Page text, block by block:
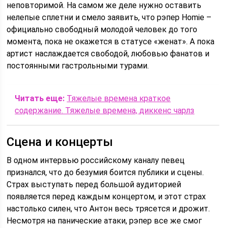
неповторимой. На самом же деле нужно оставить
нелепые сплетни и смело заявить, что рэпер Homie –
официально свободный молодой человек до того
момента, пока не окажется в статусе «женат». А пока
артист наслаждается свободой, любовью фанатов и
постоянными гастрольными турами.
Читать еще: Тяжелые времена краткое
содержание. Тяжелые времена, диккенс чарлз
Сцена и концерты
В одном интервью российскому каналу певец
признался, что до безумия боится публики и сцены.
Страх выступать перед большой аудиторией
появляется перед каждым концертом, и этот страх
настолько силен, что Антон весь трясется и дрожит.
Несмотря на панические атаки, рэпер все же смог